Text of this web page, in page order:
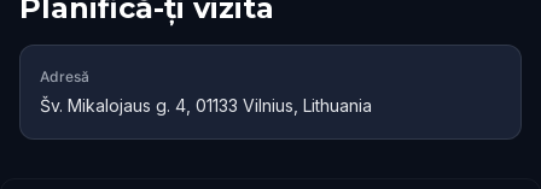
Planifică-ți vizita
Adresă
Šv. Mikalojaus g. 4, 01133 Vilnius, Lithuania